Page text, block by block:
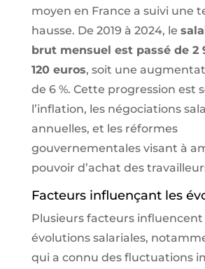
moyen en France a suivi une
hausse. De 2019 à 2024, le
brut mensuel est passé de 2
120 euros, soit une
de 6 %. Cette progression est
l’inflation, les négociations
annuelles, et les réformes
gouvernementales visant à
pouvoir d’achat des
Facteurs influençant les
Plusieurs facteurs influencent
évolutions salariales,
qui a connu des fluctuations